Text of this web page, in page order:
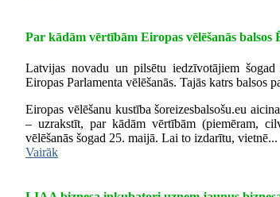
Par kādām vērtībām Eiropas vēlēšanās balsos
Latvijas novadu un pilsētu iedzīvotājiem
Eiropas Parlamenta vēlēšanās. Tajās katrs balsos
Eiropas vēlēšanu kustība šoreizesbalsošu.eu
– uzrakstīt, par kādām vērtībām (piemēram,
vēlēšanās šogad 25. maijā. Lai to izdarītu, vietnē...
Vairāk